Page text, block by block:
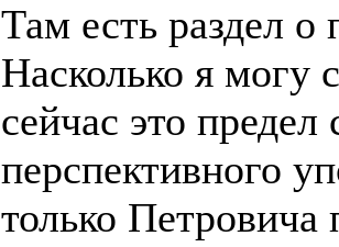
Там есть раздел о
Насколько я могу
сейчас это
перспективного
только Петровича